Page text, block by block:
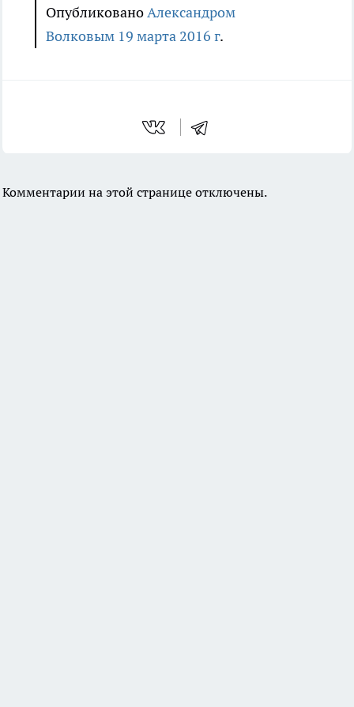
ОпубликованоАлександром
Волковым 19 марта 2016 г.
Комментарии на этой странице отключены.